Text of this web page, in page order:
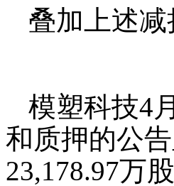
叠加上述
模塑科技4
和质押的公
23,178.97万